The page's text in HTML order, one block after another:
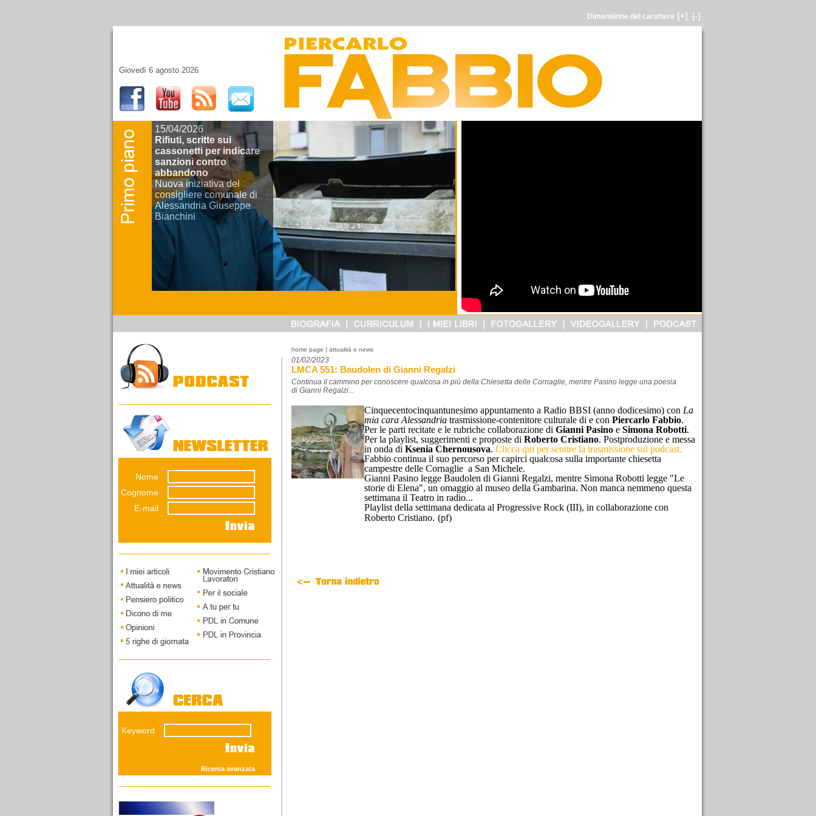
Dimensione del carattere
Giovedì 6 agosto 2026
15/04/2026
Rifiuti, scritte sui
cassonetti per indicare
sanzioni contro
abbandono
Nuova iniziativa del
consigliere comunale di
Alessandria Giuseppe
Bianchini
Referendum sulla
perché pensare non è
vietato.
Una riflessione di
Emiliana Conti. Il
guerra...
12/03/2026
La lunga impronta del
dissesto
Una decisione presa nel
luglio 2012 pesa ancora
Piercarlo Fabbio di
Massimo Taggiasco
12/03/2026
savana giudiziaria
Il fronte del NO presenta
grandi interpreti della
concezione elastica della
custodia cautelare. Mentre
i giovani del SI' andranno
Nome
Cognome
E-mail
Keyword
Ricerca avanzata
home page | attualità e news
01/02/2023
LMCA 551: Baudolen di Gianni Regalzi
Continua il cammino per conoscere qualcosa in più della Chiesetta delle Cornaglie, mentre Pasino legge una poesia
di Gianni Regalzi...
Cinquecentocinquantunesimo appuntamento a Radio BBSI (anno dodicesimo) con La
mia cara Alessandria trasmissione-contenitore culturale di e con Piercarlo Fabbio.
Per le parti recitate e le rubriche collaborazione di Gianni Pasino e Simona Robotti.
Per la playlist, suggerimenti e proposte di Roberto Cristiano. Postproduzione e messa
in onda di Ksenia Chernousova. Clicca qui per sentire la trasmissione sul podcast.
Fabbio continua il suo percorso per capirci qualcosa sulla importante chiesetta
campestre delle Cornaglie a San Michele.
Gianni Pasino legge Baudolen di Gianni Regalzi, mentre Simona Robotti legge "Le
storie di Elena", un omaggio al museo della Gambarina. Non manca nemmeno questa
settimana il Teatro in radio...
Playlist della settimana dedicata al Progressive Rock (III), in collaborazione con
Roberto Cristiano. (pf)